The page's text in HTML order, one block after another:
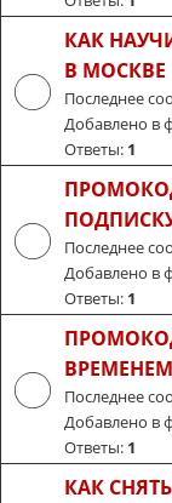
КАК
В МОСКВЕ
Последнее
Добавлено в
Ответы: 1
Последнее
Добавлено в
Ответы: 1
Последнее
Добавлено в
Ответы: 1
КАК